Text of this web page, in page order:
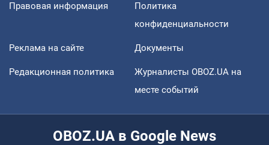
Правовая информация
Политика
конфиденциальности
Реклама на сайте Документы
Редакционная политика
Журналисты OBOZ.UA на
месте событий
OBOZ.UA в Google News